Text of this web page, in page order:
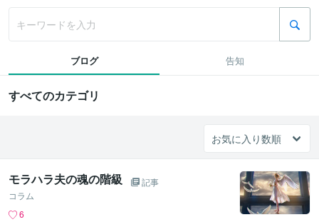
ブログ 告知
すべてのカテゴリ
モラハラ夫の魂の階級
記事
コラム
6